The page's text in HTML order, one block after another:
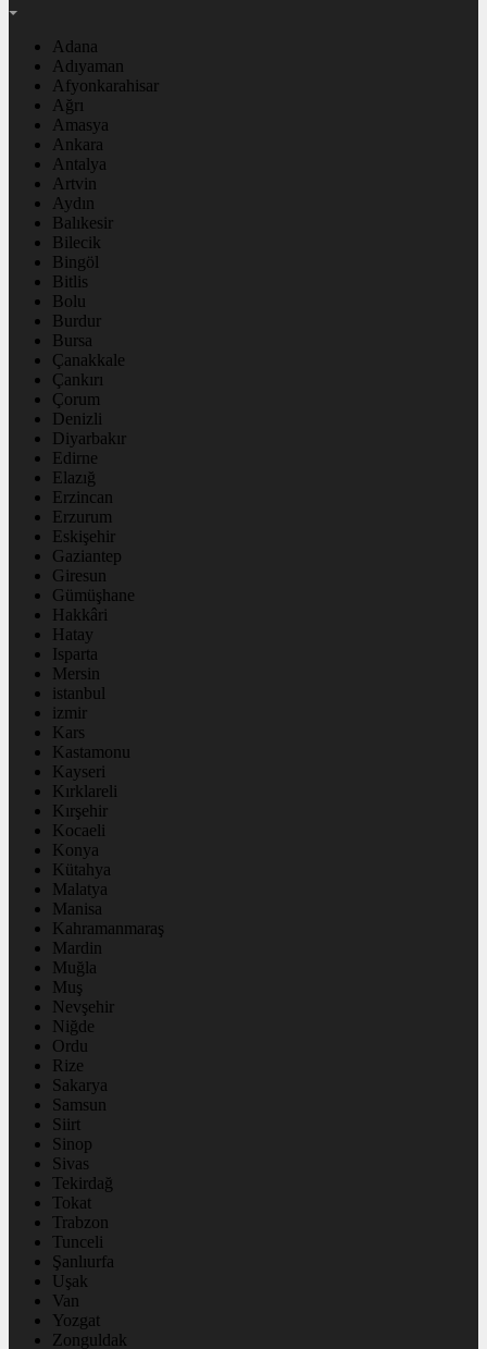
Adana
Adıyaman
Afyonkarahisar
Ağrı
Amasya
Ankara
Antalya
Artvin
Aydın
Balıkesir
Bilecik
Bingöl
Bitlis
Bolu
Burdur
Bursa
Çanakkale
Çankırı
Çorum
Denizli
Diyarbakır
Edirne
Elazığ
Erzincan
Erzurum
Eskişehir
Gaziantep
Giresun
Gümüşhane
Hakkâri
Hatay
Isparta
Mersin
istanbul
izmir
Kars
Kastamonu
Kayseri
Kırklareli
Kırşehir
Kocaeli
Konya
Kütahya
Malatya
Manisa
Kahramanmaraş
Mardin
Muğla
Muş
Nevşehir
Niğde
Ordu
Rize
Sakarya
Samsun
Siirt
Sinop
Sivas
Tekirdağ
Tokat
Trabzon
Tunceli
Şanlıurfa
Uşak
Van
Yozgat
Zonguldak